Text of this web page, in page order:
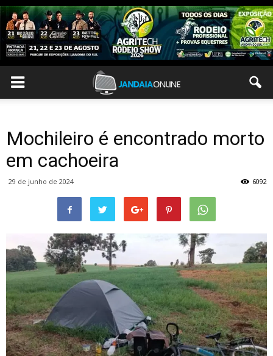
Mochileiro é encontrado morto
em cachoeira
29 de junho de 2024 6092